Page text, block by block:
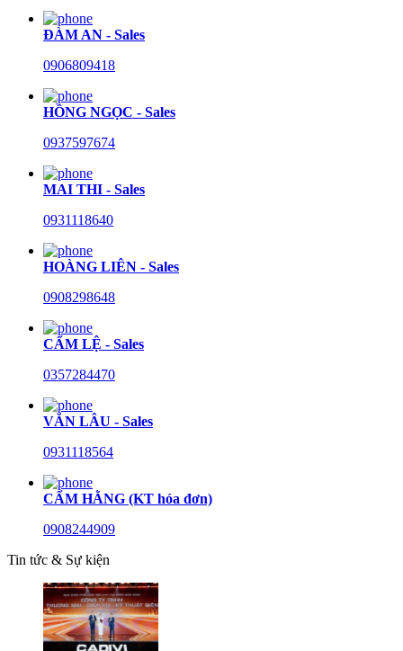
ĐÀM AN - Sales
0906809418
HỒNG NGỌC - Sales
0937597674
MAI THI - Sales
0931118640
HOÀNG LIÊN - Sales
0908298648
CẨM LỆ - Sales
0357284470
VĂN LÂU - Sales
0931118564
CẨM HẰNG (KT hóa đơn)
0908244909
Tin tức & Sự kiện